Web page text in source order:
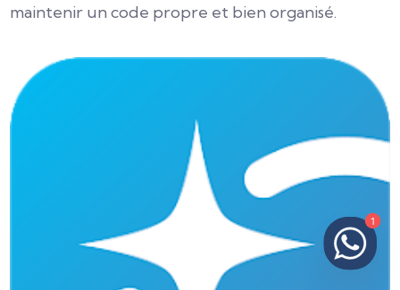
maintenir un code propre et bien organisé.
1